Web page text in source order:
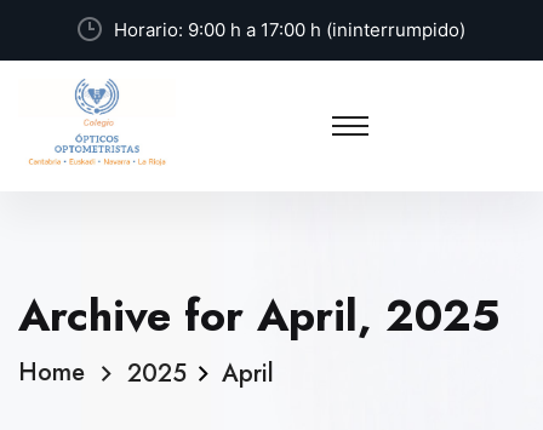
Horario: 9:00 h a 17:00 h (ininterrumpido)
Archive for April, 2025
Home 2025 April